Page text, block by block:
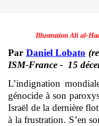
Illustration Ali al-
Par Daniel Lobato
ISM-France - 15
L’indignation
génocide à son
Israël de la dernière
à la frustration. S’en